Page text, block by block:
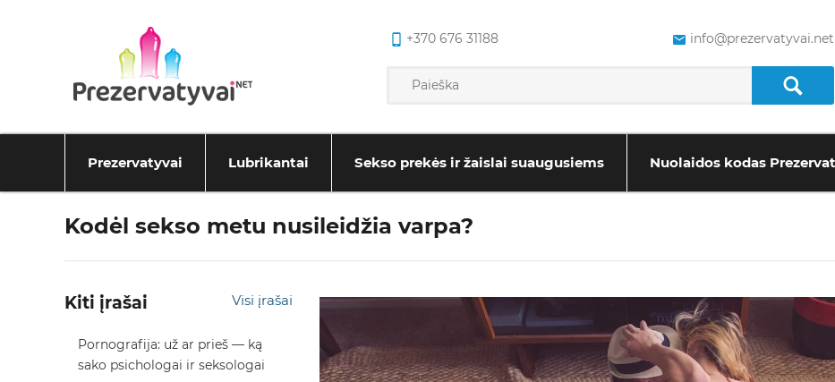
+370 676 31188
info@prezervatyvai.net
Prezervatyvai Lubrikantai Sekso prekės ir žaislai suaugusiems Nuolaidos kodas
Kodėl sekso metu nusileidžia varpa?
Kiti įrašai Visi įrašai
Pornografija: už ar prieš — ką
sako psichologai ir seksologai